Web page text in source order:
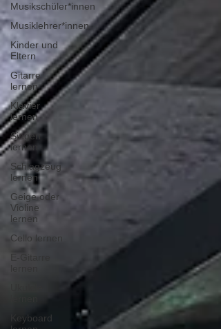
Musikschüler*innen
Musiklehrer*innen
Kinder und
Eltern
Gitarre
lernen
Klavier
lernen
Singen
lernen
Schlagzeug
lernen
Geige oder
Violine
lernen
Cello lernen
Keyboard